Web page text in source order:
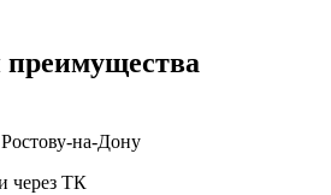
на-Дону
через ТК